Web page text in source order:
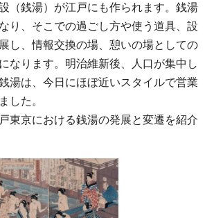
（銭湯）が江戸にも作られます。銭湯
り、そこでの過ごし方や使う道具、設
し、情報交換の場、憩いの場としての
なります。明治維新後、人口が集中し
湯は、今日にほぼ近いスタイルで営業
した。
東京における銭湯の発展と変遷を紹介